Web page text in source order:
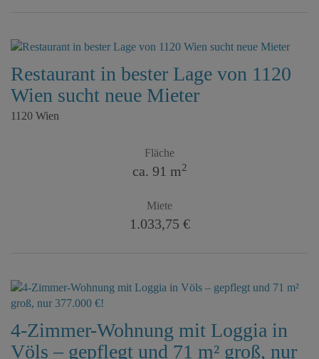
Restaurant in bester Lage von 1120
Wien sucht neue Mieter
1120 Wien
Fläche
ca. 91 m2
Miete
1.033,75 €
4-Zimmer-Wohnung mit Loggia in
Völs – gepflegt und 71 m² groß, nur